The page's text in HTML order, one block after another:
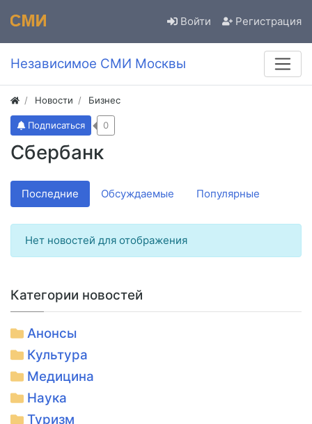
Войти Регистрация
Независимое СМИ Москвы
Новости Бизнес
Сбербанк
Подписаться 0
Последние Обсуждаемые Популярные
Нет новостей для отображения
Категории новостей
Анонсы
Культура
Медицина
Наука
Туризм